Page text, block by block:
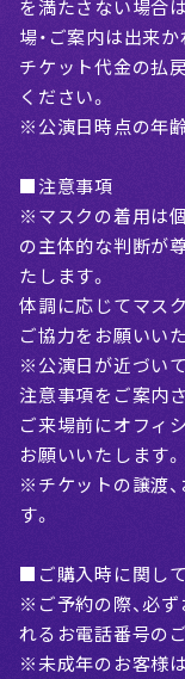
を満たさない場合
場・ご案内は出来か
チケット代金の払
ください。
※公演日時点の年
■注意事項
※マスクの着用は
の主体的な判断が
たします。
体調に応じてマス
ご協力をお願いい
※公演日が近づい
注意事項をご案内
ご来場前にオフィ
お願いいたします。
※チケットの譲渡
す。
■ご購入時に関して
※ご予約の際、必
れるお電話番号の
※未成年のお客様